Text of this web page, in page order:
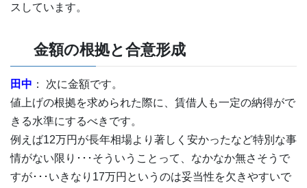
スしています。
金額の根拠と合意形成
田中 ： 次に金額です。
値上げの根拠を求められた際に、賃借人も一定の納得がで
きる水準にするべきです。
例えば12万円が長年相場より著しく安かったなど特別な事
情がない限り･･･そういうことって、なかなか無さそうで
すが･･･いきなり17万円というのは妥当性を欠きやすいで